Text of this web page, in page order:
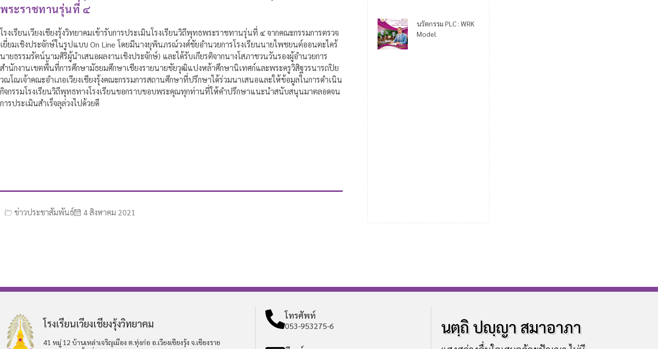
พระราชทานรุ่นที่ ๔
โรงเรียนเวียงเชียงรุ้งวิทยาคมเข้ารับการประเมินโรงเรียนวิถีพุทธพระราชทานรุ่นที่ ๔ จากคณะกรรมการตรวจ
เยี่ยมเชิงประจักษ์ในรูปแบบ On Line โดยมีนางยุพินภรณ์วงศ์ชัยอำนวยการโรงเรียนนายไพชยนต์ออนตะไคร้
นายธรรมรัตน์นามศิริผู้นำเสนอผลงานเชิงประจักษ์) และได้รับเกียรติจากนางโสภาชวนวันรองผู้อำนวยการ
สำนักงานเขตพื้นที่การศึกษามัธยมศึกษาเชียงรายนายชัยวุฒิแปงหล้าศึกษานิเทศก์และพระครูวิสิฐวรนารถปิย
วณโณเจ้าคณะอำเภอเวียงเชียงรุ้งคณะกรรมการสถานศึกษาที่ปรึกษาได้ร่วมนาเสนอและให้ข้อมูลในการดำเนิน
กิจกรรมโรงเรียนวิถีพุทธทางโรงเรียนขอกราบขอบพระคุณทุกท่านที่ให้คำปรึกษาแนะนำสนับสนุนมาตลอดจน
การประเมินสำเร็จลุล่วงไปด้วยดี
ข่าวประชาสัมพันธ์ 4 สิงหาคม 2021
นวัตกรรม PLC : WRK
Model
โรงเรียนเวียงเชียงรุ้งวิทยาคม
41 หมู่ 12 บ้านเหล่าเจริญเมือง ต.ทุ่งก่อ อ.เวียงเชียงรุ้ง จ.เชียงราย
โทรศัพท์
053-953275-6 นตฺถิ ปญฺญา สมาอาภา